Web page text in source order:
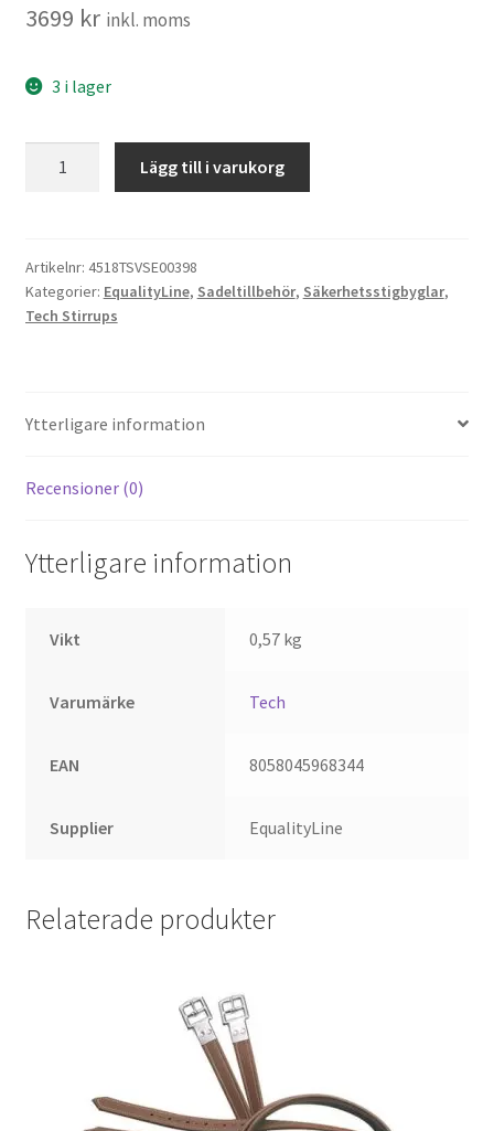
3699 kr inkl. moms
3 i lager
Tech
stigbygel
Brown
Lägg till i varukorg
Artikelnr: 4518TSVSE00398
Kategorier: EqualityLine, Sadeltillbehör, Säkerhetsstigbyglar,
Tech Stirrups
Ytterligare information
Recensioner (0)
Ytterligare information
Vikt 0,57 kg
Varumärke Tech
EAN 8058045968344
Supplier EqualityLine
Relaterade produkter